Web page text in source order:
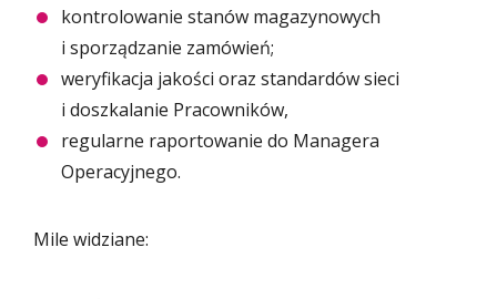
kontrolowanie stanów magazynowych
i sporządzanie zamówień;
weryfikacja jakości oraz standardów sieci
i doszkalanie Pracowników,
regularne raportowanie do Managera
Operacyjnego.
Mile widziane: